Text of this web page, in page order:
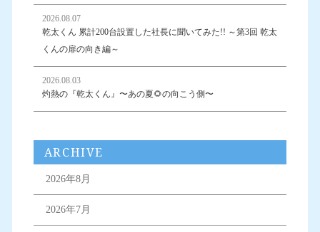
2026.08.07
乾太くん 累計200台設置した社長に聞いてみた!! ～第3回 乾太
くんの扉の向き編～
2026.08.03
灼熱の『乾太くん』〜あの夏🌻の向こう側〜
ARCHIVE
2026年8月
2026年7月